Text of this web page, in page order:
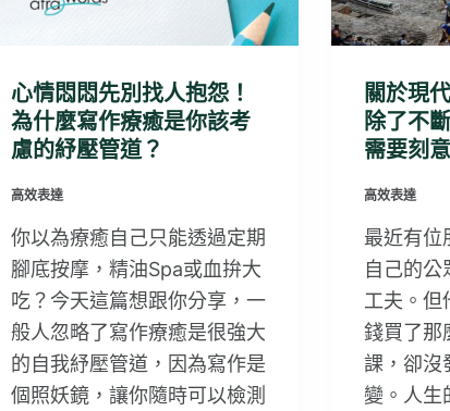
心情悶悶先別找人抱怨！
為什麼寫作療癒是你該考
慮的紓壓管道？
高效表達
你以為療癒自己只能透過定期
腳底按摩，精油Spa或血拚大
吃？今天這篇想跟你分享，一
般人忽略了寫作療癒是很強大
的自我紓壓管道，因為寫作是
個照妖鏡，讓你隨時可以檢測
關於現
除了不
需要刻
高效表達
最近有位
自己的公
工夫。但
錢買了那
課，卻沒
變。人生